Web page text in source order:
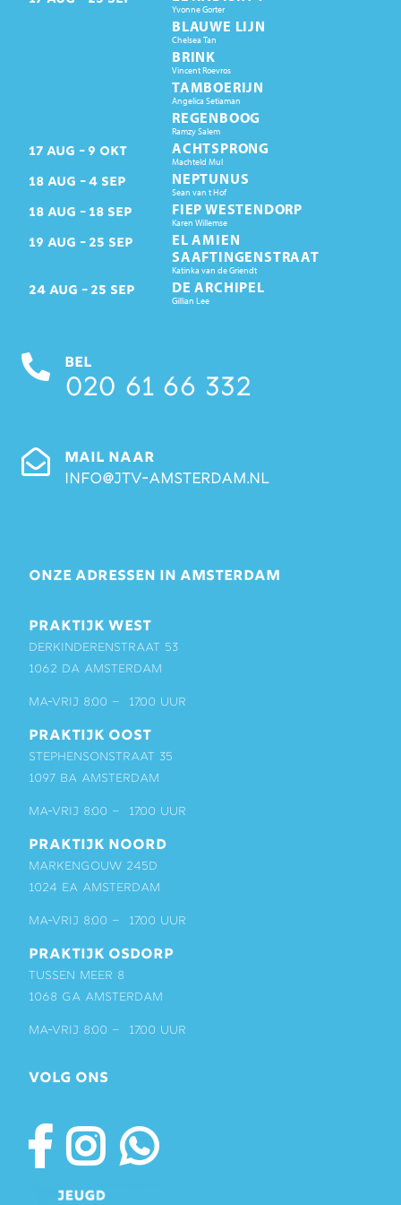
Yvonne Gorter
BLAUWE LIJN
Chelsea Tan
BRINK
Vincent Roevros
TAMBOERIJN
Angelica Setiaman
REGENBOOG
Ramzy Salem
17 AUG 9 OKT ACHTSPRONG
Machteld Mul
18 AUG 4 SEP NEPTUNUS
Sean van t Hof
18 AUG 18 SEP FIEP WESTENDORP
Karen Willemse
19 AUG 25 SEP
EL AMIEN
SAAFTINGENSTRAAT
Katinka van de Griendt
24 AUG 25 SEP DE ARCHIPEL
Gillian Lee
BEL
020 61 66 332
MAIL NAAR
info@jtv-amsterdam.nl
ONZE ADRESSEN IN AMSTERDAM
PRAKTIJK WEST
Derkinderenstraat 53
1062 DA Amsterdam
ma-vrij 8:00 – 17:00 uur
PRAKTIJK OOST
Stephensonstraat 35
1097 BA Amsterdam
ma-vrij 8:00 – 17:00 uur
PRAKTIJK NOORD
Markengouw 245D
1024 EA Amsterdam
ma-vrij 8:00 – 17:00 uur
PRAKTIJK OSDORP
Tussen Meer 8
1068 GA Amsterdam
ma-vrij 8:00 – 17:00 uur
VOLG ONS